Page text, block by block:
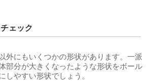
ェック
外にもいくつかの形状があります。一派
部分が大きくなったような形状をボール
しやすい形状でしょう。